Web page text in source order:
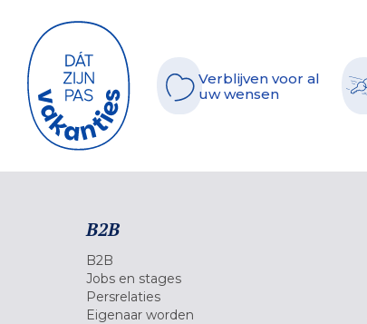
Verblijven voor al
uw wensen
B2B
B2B
Jobs en stages
Persrelaties
Eigenaar worden